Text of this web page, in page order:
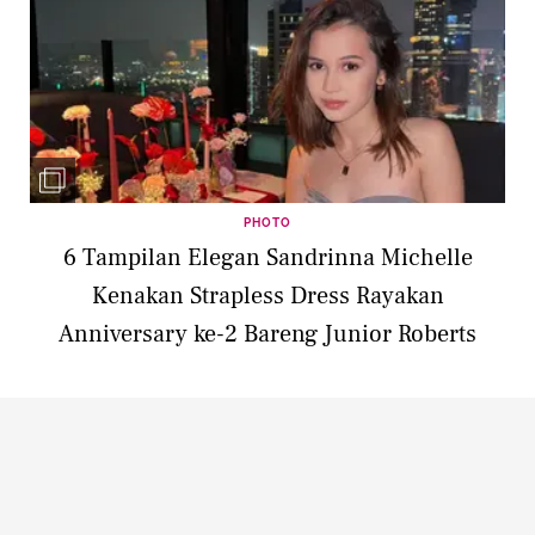
PHOTO
6 Tampilan Elegan Sandrinna Michelle
Kenakan Strapless Dress Rayakan
Anniversary ke-2 Bareng Junior Roberts